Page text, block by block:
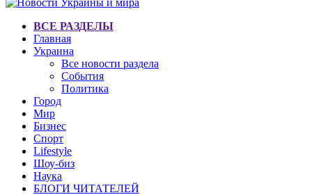
ВСЕ РАЗДЕЛЫ
Главная
Украина
Все новости раздела
События
Политика
Город
Мир
Бизнес
Спорт
Lifestyle
Шоу-биз
Наука
БЛОГИ ЧИТАТЕЛЕЙ